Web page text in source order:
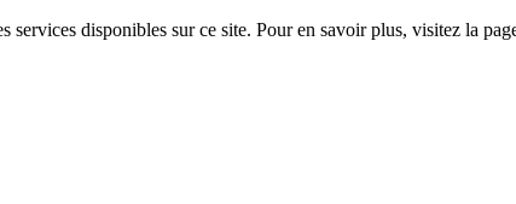
disponibles sur ce site. Pour en savoir plus, visitez la